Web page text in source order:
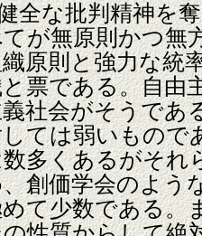
全な批判精神を
が無原則かつ無
原則と強力な統
票である。自由
社会がそうであ
ては弱いもので
多くあるがそれ
創価学会のよう
て少数である。